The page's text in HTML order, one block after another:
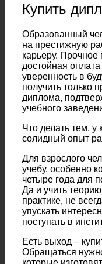
Купить
Образованный
на престижную
карьеру.
достойная
уверенность в
получить только
диплома,
учебного
Что делать тем, у
солидный опыт
Для взрослого
учебу, особенно
четыре года для
Да и учить
практике, не
упускать
поступать в
Есть выход –
Обращаться